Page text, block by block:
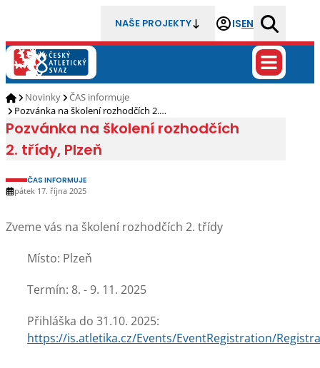
NAŠE PROJEKTY ISEN
Novinky
ČAS informuje
Pozvánka na školení rozhodčích 2.…
Pozvánka na školení rozhodčích
2. třídy, Plzeň
ČAS INFORMUJE
pátek 17. října 2025
Zveme vás na školení rozhodčích 2. třídy
Místo: Plzeň
Termín: 8. - 9. 11. 2025
Přihláška do 31.10. 2025:
https://is.atletika.cz/Events/EventRegistration/